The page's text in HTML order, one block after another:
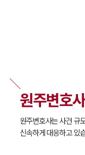
서울·춘천·원주변호사
원주형사전문변호사
원주이혼전문변호사
원주학교폭력변호사
원주부동산변호사
원주음주운전·교통사고
원주변호사 업무분야
원주변호
원주변호사는 사건 규
신속하게 대응하고 있